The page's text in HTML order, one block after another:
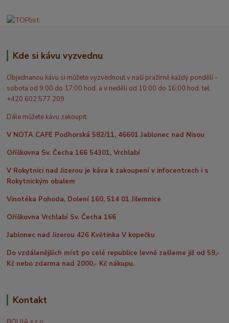
Kde si kávu vyzvednu
Objednanou kávu si můžete vyzvednout v naší pražírně každý pondělí -
sobota od 9:00 do 17:00 hod. a v neděli od 10:00 do 16:00 hod. tel.
+420 602 577 209
Dále můžete kávu zakoupit:
V NOTA CAFE Podhorská 582/11, 46601 Jablonec nad Nisou
Oříškovna Sv. Čecha 166 54301, Vrchlabí
V Rokytnici nad Jizerou je káva k zakoupení v infocentrech i s
Rokytnickým obalem
Vinotéka Pohoda, Dolení 160, 514 01 Jilemnice
Oříškovna Vrchlabí Sv. Čecha 166
Jablonec nad Jizerou 426 Květinka V kopečku
Do vzdálenějších míst po celé republice levně zašleme již od 59,-
Kč nebo zdarma nad 2000,- Kč nákupu.
Kontakt